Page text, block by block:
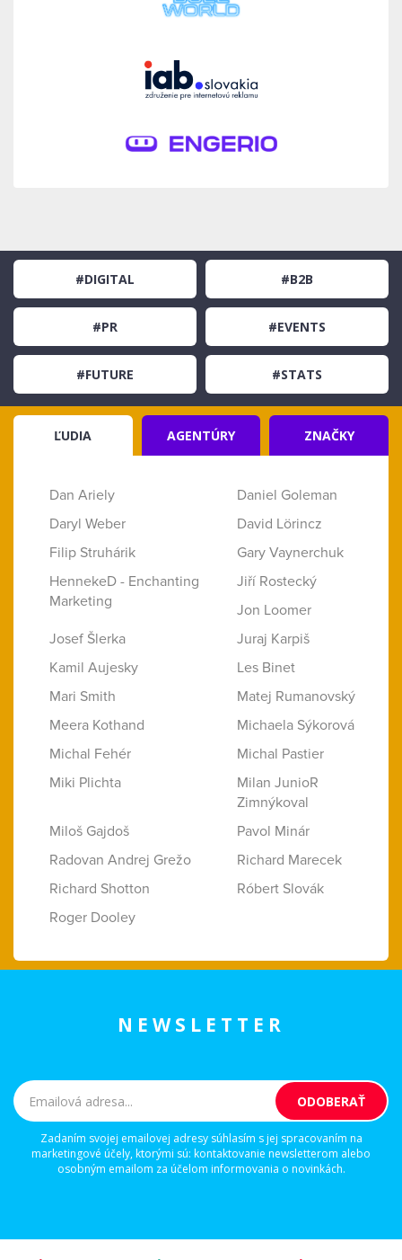
#DIGITAL #B2B
#PR #EVENTS
#FUTURE #STATS
ĽUDIA AGENTÚRY ZNAČKY
Dan Ariely
Daniel Goleman
Daryl Weber
David Lörincz
Filip Struhárik
Gary Vaynerchuk
HennekeD - Enchanting
Marketing
Jiří Rostecký
Jon Loomer
Josef Šlerka
Juraj Karpiš
Kamil Aujesky
Les Binet
Mari Smith
Matej Rumanovský
Meera Kothand
Michaela Sýkorová
Michal Fehér
Michal Pastier
Miki Plichta
Milan JunioR
Zimnýkoval
Miloš Gajdoš
Pavol Minár
Radovan Andrej Grežo
Richard Marecek
Richard Shotton
Róbert Slovák
Roger Dooley
NEWSLETTER
Zadaním svojej emailovej adresy súhlasím s jej spracovaním na
marketingové účely, ktorými sú: kontaktovanie newsletterom alebo
osobným emailom za účelom informovania o novinkách.